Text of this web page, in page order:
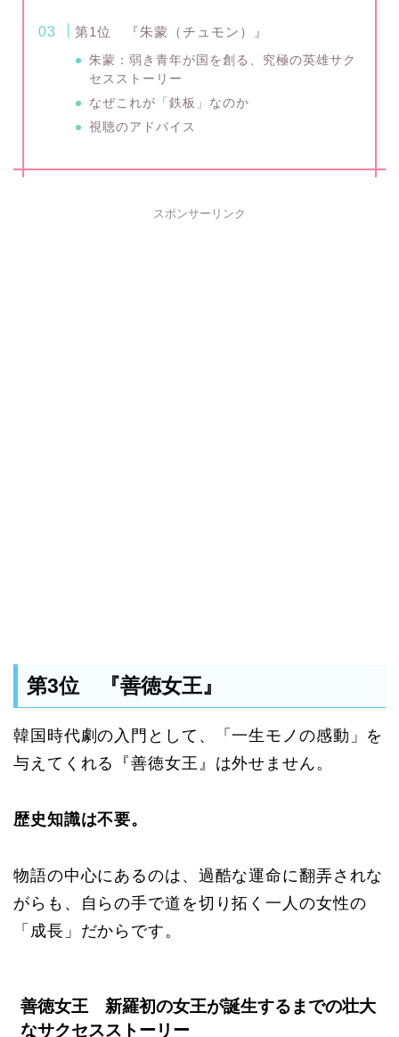
第1位 『朱蒙（チュモン）』
朱蒙：弱き青年が国を創る、究極の英雄サク
セスストーリー
なぜこれが「鉄板」なのか
視聴のアドバイス
スポンサーリンク
第3位 『善徳女王』
韓国時代劇の入門として、「一生モノの感動」を
与えてくれる『善徳女王』は外せません。
歴史知識は不要。
物語の中心にあるのは、過酷な運命に翻弄されな
がらも、自らの手で道を切り拓く一人の女性の
「成長」だからです。
善徳女王 新羅初の女王が誕生するまでの壮大
なサクセスストーリー